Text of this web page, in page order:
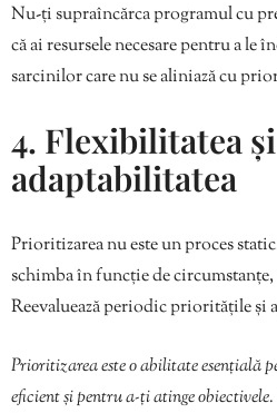
Nu-ți supraîncărca programul cu
că ai resursele necesare pentru a le
sarcinilor care nu se aliniază cu
4. Flexibilitatea și
adaptabilitatea
Prioritizarea nu este un proces
schimba în funcție de
Reevaluează periodic prioritățile și
Prioritizarea este o abilitate esențială
eficient și pentru a-ți atinge